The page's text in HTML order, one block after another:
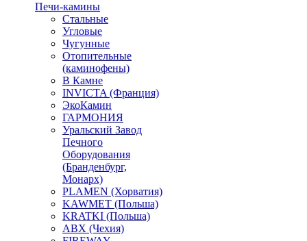
Печи-камины
Стальные
Угловые
Чугунные
Отопительные
(каминофены)
В Камне
INVICTA (Франция)
ЭкоКамин
ГАРМОНИЯ
Уральский Завод
Печного
Оборудования
(Бранденбург,
Монарх)
PLAMEN (Хорватия)
KAWMET (Польша)
KRATKI (Польша)
ABX (Чехия)